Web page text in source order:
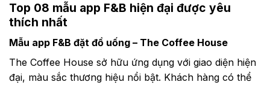
Top 08 mẫu app F&B hiện đại được yêu
thích nhất
Mẫu app F&B đặt đồ uống – The Coffee House
The Coffee House sở hữu ứng dụng với giao diện hiện
đại, màu sắc thương hiệu nổi bật. Khách hàng có thể